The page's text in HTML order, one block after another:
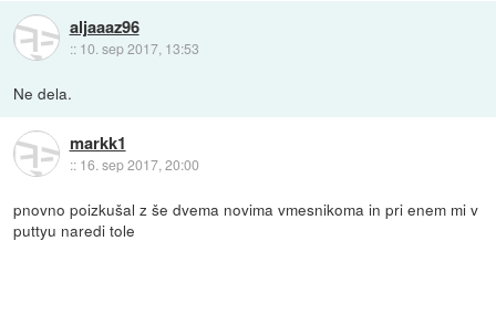
aljaaaz96
:: 10. sep 2017, 13:53
Ne dela.
markk1
:: 16. sep 2017, 20:00
pnovno poizkušal z še dvema novima vmesnikoma in pri enem mi v
puttyu naredi tole